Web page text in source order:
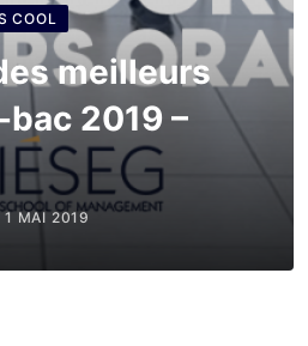
COOL
meilleurs
2019 –
1 MAI 2019